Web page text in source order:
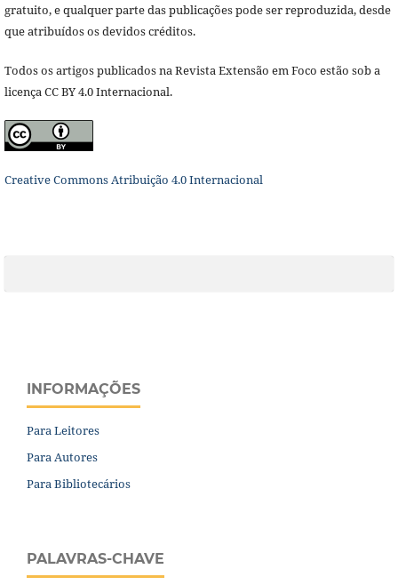
gratuito, e qualquer parte das publicações pode ser reproduzida, desde
que atribuídos os devidos créditos.
Todos os artigos publicados na Revista Extensão em Foco estão sob a
licença CC BY 4.0 Internacional.
Creative Commons Atribuição 4.0 Internacional
INFORMAÇÕES
Para Leitores
Para Autores
Para Bibliotecários
PALAVRAS-CHAVE